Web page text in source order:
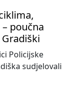
poučna
Policijske
sudjelovali